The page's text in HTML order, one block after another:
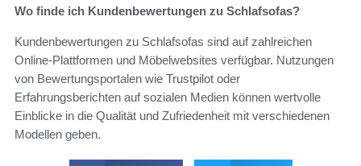
Wo finde ich Kundenbewertungen zu Schlafsofas?
Kundenbewertungen zu Schlafsofas sind auf zahlreichen
Online-Plattformen und Möbelwebsites verfügbar. Nutzungen
von Bewertungsportalen wie Trustpilot oder
Erfahrungsberichten auf sozialen Medien können wertvolle
Einblicke in die Qualität und Zufriedenheit mit verschiedenen
Modellen geben.